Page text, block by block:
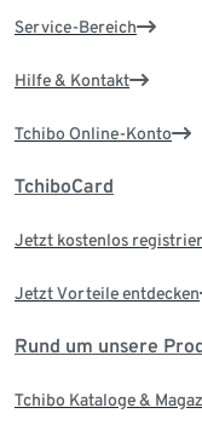
Service-Bereich
Hilfe & Kontakt
Tchibo Online-Konto
TchiboCard
Jetzt kostenlos
Jetzt Vorteile entdecken
Rund um unsere
Tchibo Kataloge &